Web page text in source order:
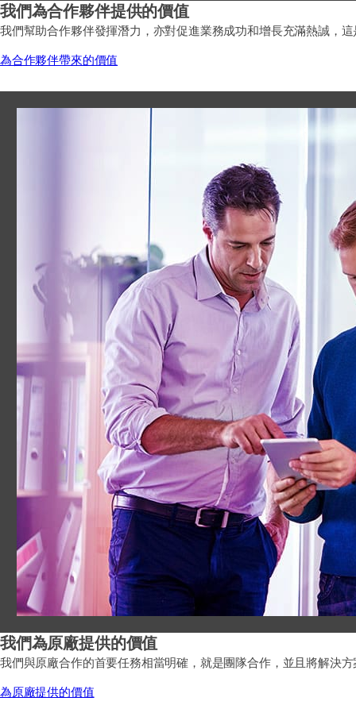
我們為合作夥伴提供的價值
我們幫助合作夥伴發揮潛力，亦對促進業務成功和增長充滿熱誠，
為合作夥伴帶來的價值
我們為原廠提供的價值
我們與原廠合作的首要任務相當明確，就是團隊合作，並且將解決
為原廠提供的價值